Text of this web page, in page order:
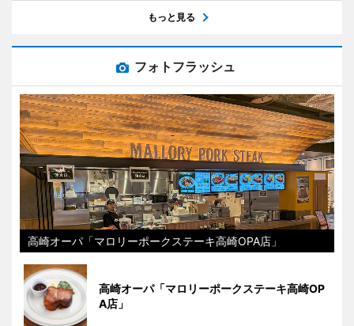
もっと見る
フォトフラッシュ
高崎オーパ「マロリーポークステーキ高崎OPA店」
高崎オーパ「マロリーポークステーキ高崎OP
A店」